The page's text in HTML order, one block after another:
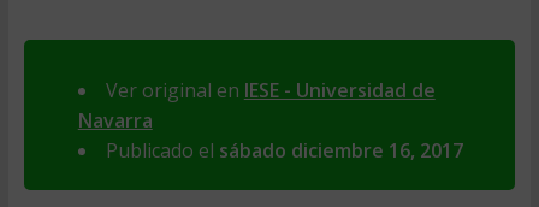
Ver original en IESE - Universidad de
Navarra
Publicado el sábado diciembre 16, 2017